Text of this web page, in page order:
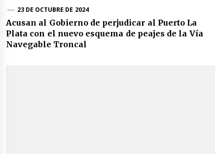
23 DE OCTUBRE DE 2024
Acusan al Gobierno de perjudicar al Puerto La
Plata con el nuevo esquema de peajes de la Vía
Navegable Troncal